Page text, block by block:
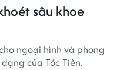
sâu khoe
ngoại hình và phong
của Tóc Tiên.